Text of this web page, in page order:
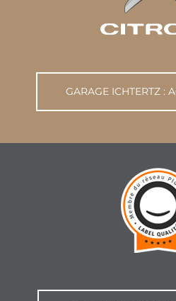
GARAGE ICHTERTZ :